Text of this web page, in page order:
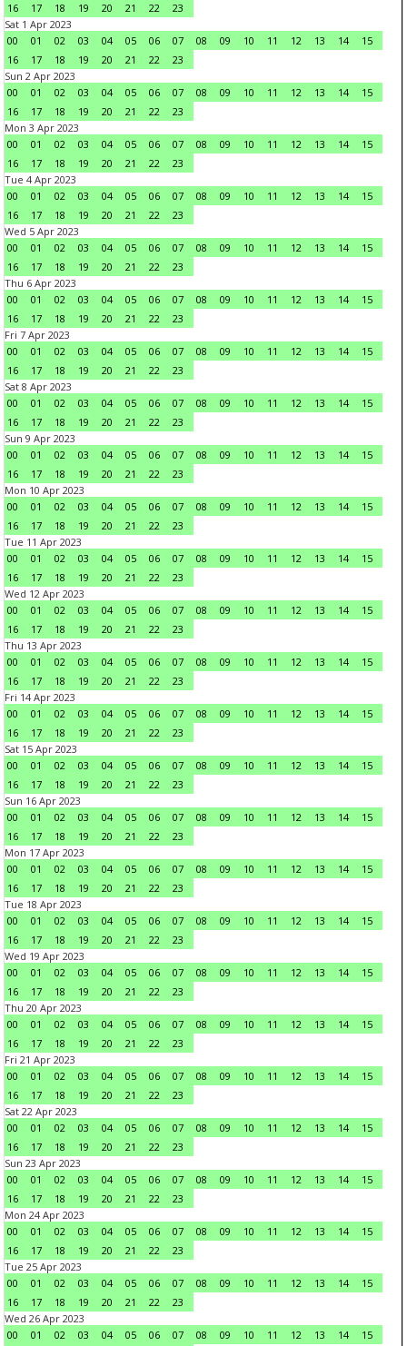
16
17 18 19 20 21 22
23
Sat 1 Apr 2023
00
01 02 03 04 05 06 07 08 09 10 11 12 13 14
15
16
17 18 19 20 21 22
23
Sun 2 Apr 2023
00
01 02 03 04 05 06 07 08 09 10 11 12 13 14
15
16
17 18 19 20 21 22
23
Mon 3 Apr 2023
00
01 02 03 04 05 06 07 08 09 10 11 12 13 14
15
16
17 18 19 20 21 22
23
Tue 4 Apr 2023
00
01 02 03 04 05 06 07 08 09 10 11 12 13 14
15
16
17 18 19 20 21 22
23
Wed 5 Apr 2023
00
01 02 03 04 05 06 07 08 09 10 11 12 13 14
15
16
17 18 19 20 21 22
23
Thu 6 Apr 2023
00
01 02 03 04 05 06 07 08 09 10 11 12 13 14
15
16
17 18 19 20 21 22
23
Fri 7 Apr 2023
00
01 02 03 04 05 06 07 08 09 10 11 12 13 14
15
16
17 18 19 20 21 22
23
Sat 8 Apr 2023
00
01 02 03 04 05 06 07 08 09 10 11 12 13 14
15
16
17 18 19 20 21 22
23
Sun 9 Apr 2023
00
01 02 03 04 05 06 07 08 09 10 11 12 13 14
15
16
17 18 19 20 21 22
23
Mon 10 Apr 2023
00
01 02 03 04 05 06 07 08 09 10 11 12 13 14
15
16
17 18 19 20 21 22
23
Tue 11 Apr 2023
00
01 02 03 04 05 06 07 08 09 10 11 12 13 14
15
16
17 18 19 20 21 22
23
Wed 12 Apr 2023
00
01 02 03 04 05 06 07 08 09 10 11 12 13 14
15
16
17 18 19 20 21 22
23
Thu 13 Apr 2023
00
01 02 03 04 05 06 07 08 09 10 11 12 13 14
15
16
17 18 19 20 21 22
23
Fri 14 Apr 2023
00
01 02 03 04 05 06 07 08 09 10 11 12 13 14
15
16
17 18 19 20 21 22
23
Sat 15 Apr 2023
00
01 02 03 04 05 06 07 08 09 10 11 12 13 14
15
16
17 18 19 20 21 22
23
Sun 16 Apr 2023
00
01 02 03 04 05 06 07 08 09 10 11 12 13 14
15
16
17 18 19 20 21 22
23
Mon 17 Apr 2023
00
01 02 03 04 05 06 07 08 09 10 11 12 13 14
15
16
17 18 19 20 21 22
23
Tue 18 Apr 2023
00
01 02 03 04 05 06 07 08 09 10 11 12 13 14
15
16
17 18 19 20 21 22
23
Wed 19 Apr 2023
00
01 02 03 04 05 06 07 08 09 10 11 12 13 14
15
16
17 18 19 20 21 22
23
Thu 20 Apr 2023
00
01 02 03 04 05 06 07 08 09 10 11 12 13 14
15
16
17 18 19 20 21 22
23
Fri 21 Apr 2023
00
01 02 03 04 05 06 07 08 09 10 11 12 13 14
15
16
17 18 19 20 21 22
23
Sat 22 Apr 2023
00
01 02 03 04 05 06 07 08 09 10 11 12 13 14
15
16
17 18 19 20 21 22
23
Sun 23 Apr 2023
00
01 02 03 04 05 06 07 08 09 10 11 12 13 14
15
16
17 18 19 20 21 22
23
Mon 24 Apr 2023
00
01 02 03 04 05 06 07 08 09 10 11 12 13 14
15
16
17 18 19 20 21 22
23
Tue 25 Apr 2023
00
01 02 03 04 05 06 07 08 09 10 11 12 13 14
15
16
17 18 19 20 21 22
23
Wed 26 Apr 2023
00
01 02 03 04 05 06 07 08 09 10 11 12 13 14
15